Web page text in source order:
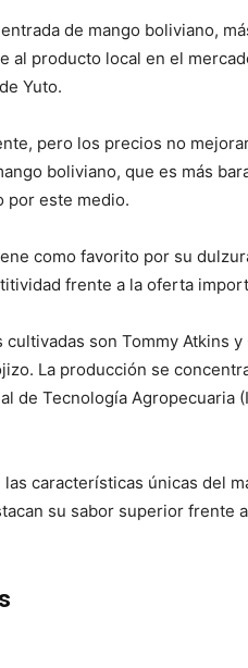
de mango boliviano,
al producto local en el
Yuto.
pero los precios no
boliviano, que es más
por este medio.
como favorito por su
frente a la oferta
son Tommy Atkins
La producción se
de Tecnología Agropecuaria
características únicas del
su sabor superior frente